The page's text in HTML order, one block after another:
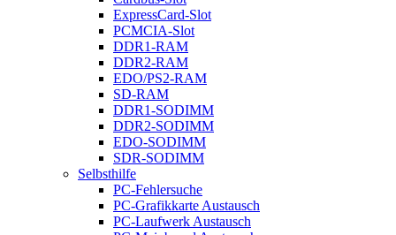
ExpressCard-Slot
PCMCIA-Slot
DDR1-RAM
DDR2-RAM
EDO/PS2-RAM
SD-RAM
DDR1-SODIMM
DDR2-SODIMM
EDO-SODIMM
SDR-SODIMM
Selbsthilfe
PC-Fehlersuche
PC-Grafikkarte Austausch
PC-Laufwerk Austausch